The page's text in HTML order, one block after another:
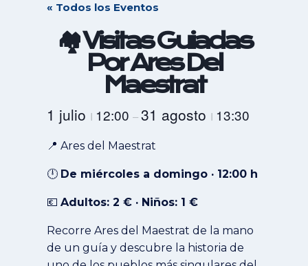
« Todos los Eventos
🏘️ Visitas Guiadas
Por Ares Del
Maestrat
1 julio I 12:00 –31 agosto I 13:30
📍 Ares del Maestrat
🕛 De miércoles a domingo · 12:00 h
💶 Adultos: 2 € · Niños: 1 €
Recorre Ares del Maestrat de la mano
de un guía y descubre la historia de